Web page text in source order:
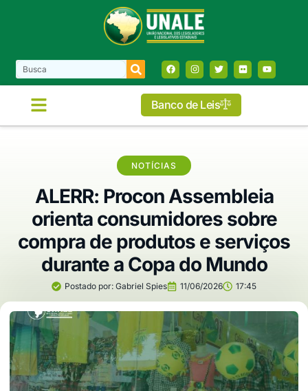
Banco de Leis
NOTÍCIAS
ALERR: Procon Assembleia
orienta consumidores sobre
compra de produtos e serviços
durante a Copa do Mundo
Postado por: Gabriel Spies 11/06/2026 17:45